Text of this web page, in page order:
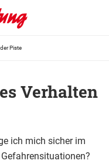
Piste
Verhalten
ich mich sicher im